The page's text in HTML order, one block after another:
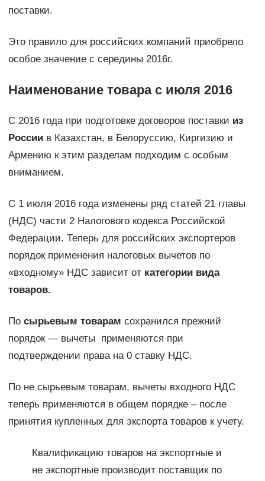
поставки.
Это правило для российских компаний приобрело
особое значение с середины 2016г.
Наименование товара с июля 2016
С 2016 года при подготовке договоров поставки из
Россиив Казахстан, в Белоруссию, Киргизию и
Армению к этим разделам подходим с особым
вниманием.
С 1 июля 2016 года изменены ряд статей 21 главы
(НДС) части 2 Налогового кодекса Российской
Федерации. Теперь для российских экспортеров
порядок применения налоговых вычетов по
«входному» НДС зависит от категории вида
товаров.
По сырьевым товарам сохранился прежний
порядок — вычеты применяются при
подтверждении права на 0 ставку НДС.
По не сырьевым товарам, вычеты входного НДС
теперь применяются в общем порядке – после
принятия купленных для экспорта товаров к учету.
Квалификацию товаров на экспортные и
не экспортные производит поставщик по